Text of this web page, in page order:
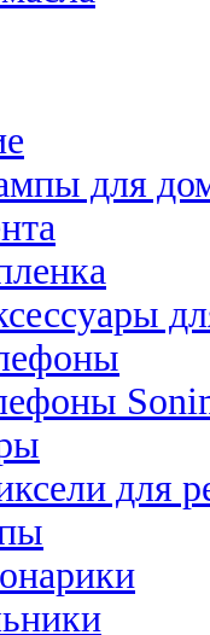
для
для